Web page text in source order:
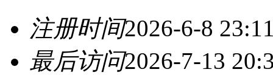
注册时间2026-6-8
最后访问2026-7-13